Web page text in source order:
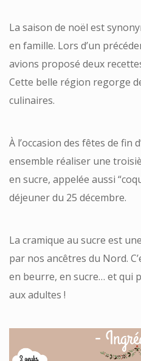
La saison de noël est
en famille. Lors d’un
avions proposé deux
Cette belle région regorge
culinaires.
À l’occasion des fêtes de fin
ensemble réaliser une
en sucre, appelée aussi
déjeuner du 25 décembre.
La cramique au sucre est
par nos ancêtres du Nord.
en beurre, en sucre… et qui
aux adultes !